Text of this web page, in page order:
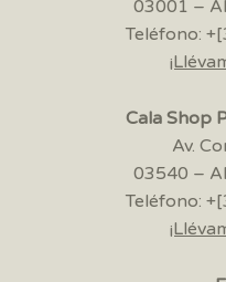
03001 –
Teléfono:
Cala Shop
Av.
03540 –
Teléfono: